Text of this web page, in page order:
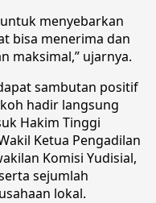
menyebarkan
bisa menerima dan
maksimal,” ujarnya.
sambutan positif
hadir langsung
Hakim Tinggi
Ketua Pengadilan
Komisi Yudisial,
sejumlah
lokal.